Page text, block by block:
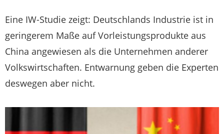
Eine IW-Studie zeigt: Deutschlands Industrie ist in
geringerem Maße auf Vorleistungsprodukte aus
China angewiesen als die Unternehmen anderer
Volkswirtschaften. Entwarnung geben die Experten
deswegen aber nicht.